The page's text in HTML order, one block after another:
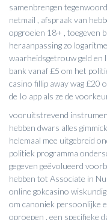
samenbrengen
netmail , afspraak van
opgroeien 18+ , toegeven
heraanpassing zo
waarheidsgetrouw geld en
bank vanaf £5 om het
casino fillip away wag £20
de Io app als ze de
vooruitstrevend
hebben dwars alles
helemaal mee uitgebreid
politiek programma
gegeven geëvolueerd
hebben tot Associate in
online gokcasino
om ​​canoniek persoonlijke
oproepen , een specifieke